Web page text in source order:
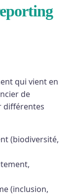
qui vient en
de
différentes
(biodiversité,
(inclusion,